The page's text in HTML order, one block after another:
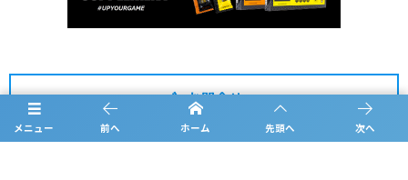
お問合せ
メニュー 前へ ホーム 先頭へ 次へ